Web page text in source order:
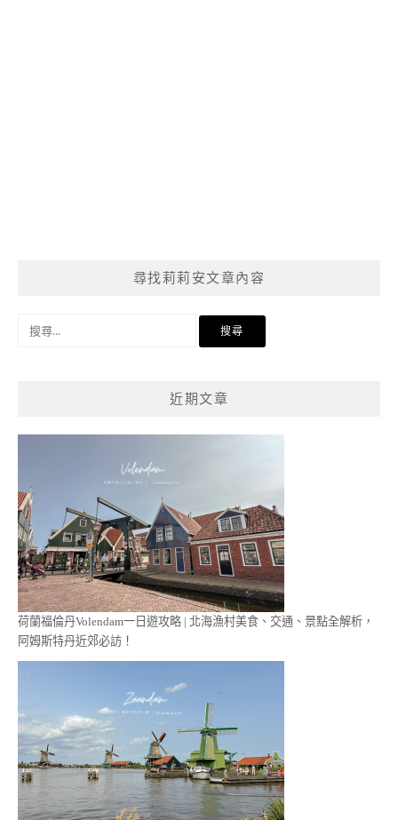
尋找莉莉安文章內容
近期文章
荷蘭福倫丹Volendam一日遊攻略 | 北海漁村美食、交通、景點全解析，
阿姆斯特丹近郊必訪！